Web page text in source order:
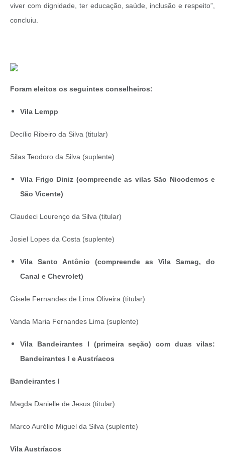
viver com dignidade, ter educação, saúde, inclusão e respeito”,
concluiu.
Foram eleitos os seguintes conselheiros:
Vila Lempp
Decílio Ribeiro da Silva (titular)
Silas Teodoro da Silva (suplente)
Vila Frigo Diniz (compreende as vilas São Nicodemos e
São Vicente)
Claudeci Lourenço da Silva (titular)
Josiel Lopes da Costa (suplente)
Vila Santo Antônio (compreende as Vila Samag, do
Canal e Chevrolet)
Gisele Fernandes de Lima Oliveira (titular)
Vanda Maria Fernandes Lima (suplente)
Vila Bandeirantes I (primeira seção) com duas vilas:
Bandeirantes I e Austríacos
Bandeirantes I
Magda Danielle de Jesus (titular)
Marco Aurélio Miguel da Silva (suplente)
Vila Austríacos